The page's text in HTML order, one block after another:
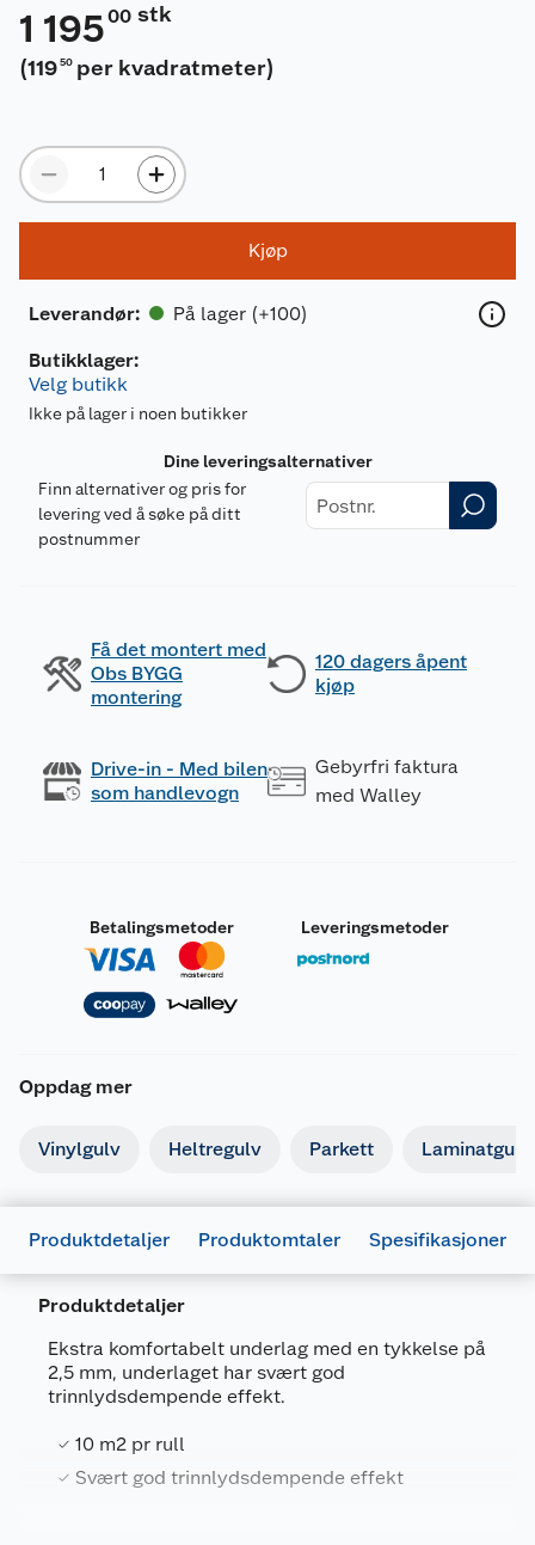
1 19500 stk
(119 50 per kvadratmeter)
Kjøp
Leverandør: På lager (+100)
Butikklager:
Velg butikk
Ikke på lager i noen butikker
Dine leveringsalternativer
Finn alternativer og pris for
levering ved å søke på ditt
postnummer
Få det montert med
Obs BYGG
montering
120 dagers åpent
kjøp
Drive-in - Med bilen
som handlevogn
Gebyrfri faktura
med Walley
Betalingsmetoder Leveringsmetoder
Oppdag mer
Vinylgulv Heltregulv Parkett Laminatgulv
Produktdetaljer Produktomtaler Spesifikasjoner
Produktdetaljer
Ekstra komfortabelt underlag med en tykkelse på
2,5 mm, underlaget har svært god
trinnlydsdempende effekt.
10 m2 pr rull
Svært god trinnlydsdempende effekt
Generelt
Artikkelnummer
Leverandørens artikkelnummer
SEPLUS10